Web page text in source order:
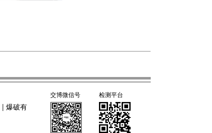
| 爆破有
交博微信号 检测平台